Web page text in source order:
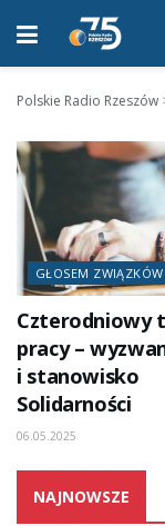
Polskie Radio Rzeszów
GŁOSEM ZWIĄZKÓW
Czterodniowy
pracy –
i stanowisko
Solidarności
06.05.2025
NAJNOWSZE